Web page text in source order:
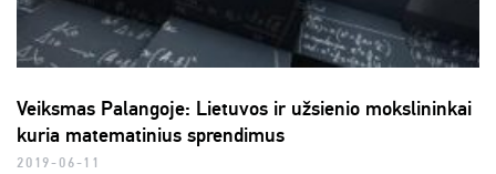
Veiksmas Palangoje: Lietuvos ir užsienio mokslininkai
kuria matematinius sprendimus
2019-06-11